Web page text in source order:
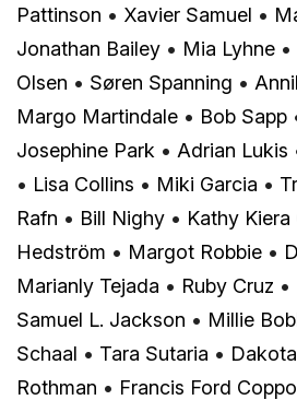
Pattinson • Xavier Samuel •
Jonathan Bailey • Mia Lyhne •
Olsen • Søren Spanning •
Margo Martindale • Bob Sapp
Josephine Park • Adrian Lukis
• Lisa Collins • Miki Garcia •
Rafn • Bill Nighy • Kathy Kiera
Hedström • Margot Robbie •
Marianly Tejada • Ruby Cruz •
Samuel L. Jackson • Millie
Schaal • Tara Sutaria •
Rothman • Francis Ford